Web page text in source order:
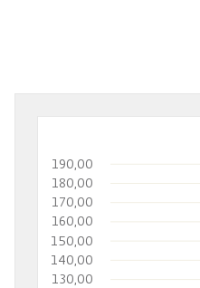
130,00
140,00
150,00
160,00
170,00
180,00
190,00